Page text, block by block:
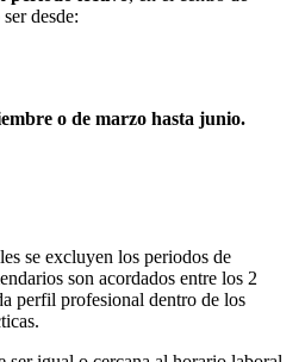
desde:
o de marzo hasta junio.
se excluyen los periodos de
son acordados entre los 2
perfil profesional dentro de los